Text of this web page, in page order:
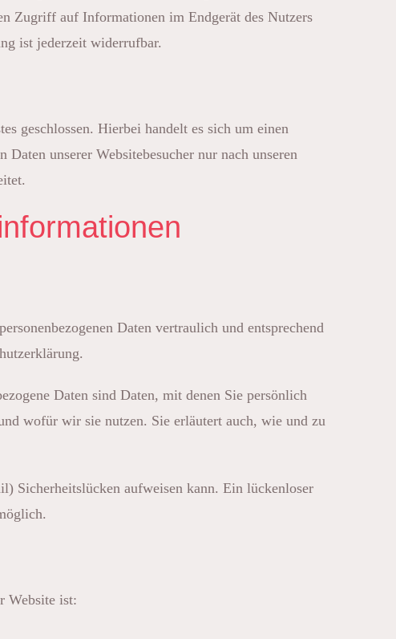
Zugriff auf Informationen im Endgerät des Nutzers
ist jederzeit widerrufbar.
geschlossen. Hierbei handelt es sich um einen
unserer Websitebesucher nur nach unseren
Daten vertraulich und entsprechend
Daten sind Daten, mit denen Sie persönlich
wofür wir sie nutzen. Sie erläutert auch, wie und zu
Sicherheitslücken aufweisen kann. Ein lückenloser
Website ist: